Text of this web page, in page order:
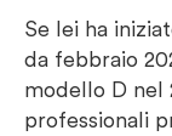
Se lei ha
da febbraio
modello D nel
professionali